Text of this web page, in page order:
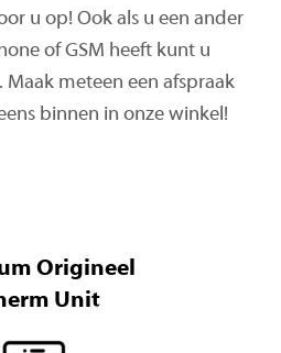
u op! Ook als u een ander
of GSM heeft kunt u
meteen een afspraak
binnen in onze winkel!
Origineel
Unit